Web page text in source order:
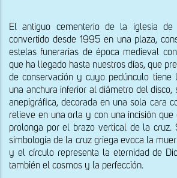
El antiguo cementerio de la iglesia
convertido desde 1995 en una plaza,
estelas funerarias de época medieval
que ha llegado hasta nuestros días, que
de conservación y cuyo pedúnculo tiene
una anchura inferior al diámetro del disco,
anepigráfica, decorada en una sola cara
relieve en una orla y con una incisión
prolonga por el brazo vertical de la cruz.
simbología de la cruz griega evoca la
y el círculo representa la eternidad de
también el cosmos y la perfección.